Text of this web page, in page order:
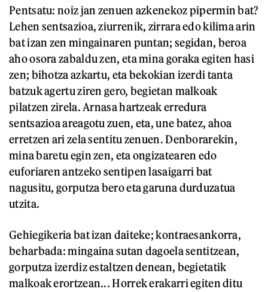
Pentsatu: noiz jan zenuen azkenekoz pipermin bat?
Lehen sentsazioa, ziurrenik, zirrara edo kilima arin
bat izan zen mingainaren puntan; segidan, beroa
aho osora zabaldu zen, eta mina goraka egiten hasi
zen; bihotza azkartu, eta bekokian izerdi tanta
batzuk agertu ziren gero, begietan malkoak
pilatzen zirela. Arnasa hartzeak erredura
sentsazioa areagotu zuen, eta, une batez, ahoa
erretzen ari zela sentitu zenuen. Denborarekin,
mina baretu egin zen, eta ongizatearen edo
euforiaren antzeko sentipen lasaigarri bat
nagusitu, gorputza bero eta garuna durduzatua
utzita.
Gehiegikeria bat izan daiteke; kontraesankorra,
beharbada: mingaina sutan dagoela sentitzean,
gorputza izerdiz estaltzen denean, begietatik
malkoak erortzean... Horrek erakarri egiten ditu